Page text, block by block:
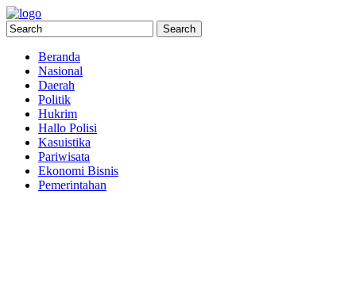
Beranda
Nasional
Daerah
Politik
Hukrim
Hallo Polisi
Kasuistika
Pariwisata
Ekonomi Bisnis
Pemerintahan